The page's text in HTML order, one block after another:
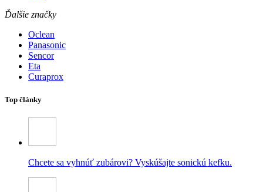
Ďalšie značky
Oclean
Panasonic
Sencor
Eta
Curaprox
Top články
Chcete sa vyhnúť zubárovi? Vyskúšajte sonickú kefku.